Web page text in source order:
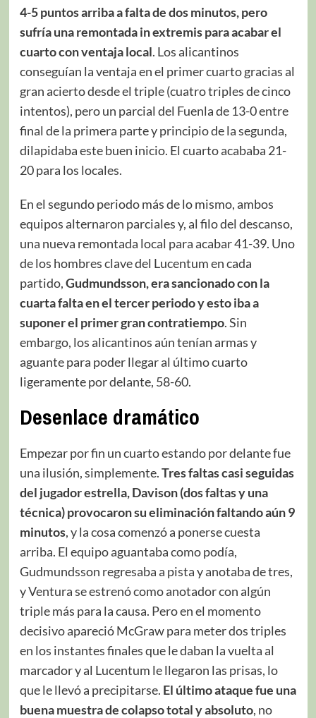
4-5 puntos arriba a falta de dos minutos, pero
sufría una remontada in extremis para acabar el
cuarto con ventaja local. Los alicantinos
conseguían la ventaja en el primer cuarto gracias al
gran acierto desde el triple (cuatro triples de cinco
intentos), pero un parcial del Fuenla de 13-0 entre
final de la primera parte y principio de la segunda,
dilapidaba este buen inicio. El cuarto acababa 21-
20 para los locales.
En el segundo periodo más de lo mismo, ambos
equipos alternaron parciales y, al filo del descanso,
una nueva remontada local para acabar 41-39. Uno
de los hombres clave del Lucentum en cada
partido,Gudmundsson, era sancionado con la
cuarta falta en el tercer periodo y esto iba a
suponer el primer gran contratiempo. Sin
embargo, los alicantinos aún tenían armas y
aguante para poder llegar al último cuarto
ligeramente por delante, 58-60.
Desenlace dramático
Empezar por fin un cuarto estando por delante fue
una ilusión, simplemente.Tres faltas casi seguidas
del jugador estrella, Davison (dos faltas y una
técnica) provocaron su eliminación faltando aún 9
minutos, y la cosa comenzó a ponerse cuesta
arriba. El equipo aguantaba como podía,
Gudmundsson regresaba a pista y anotaba de tres,
y Ventura se estrenó como anotador con algún
triple más para la causa. Pero en el momento
decisivo apareció McGraw para meter dos triples
en los instantes finales que le daban la vuelta al
marcador y al Lucentum le llegaron las prisas, lo
que le llevó a precipitarse. El último ataque fue una
buena muestra de colapso total y absoluto, no